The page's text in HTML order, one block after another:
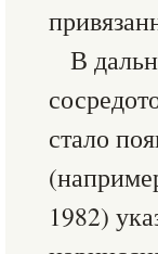
В
стало
1982)